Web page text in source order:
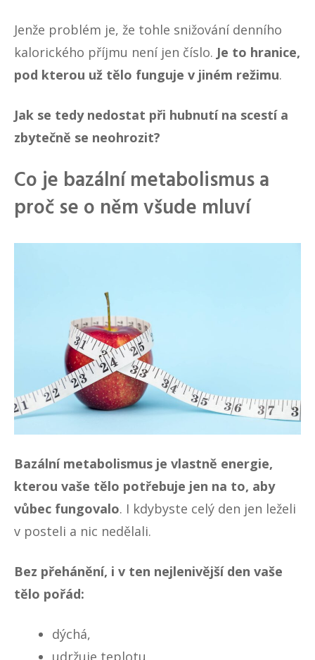
Jenže problém je, že tohle snižování denního
kalorického příjmu není jen číslo. Je to hranice,
pod kterou už tělo funguje v jiném režimu.
Jak se tedy nedostat při hubnutí na scestí a
zbytečně se neohrozit?
Co je bazální metabolismus a
proč se o něm všude mluví
Bazální metabolismus je vlastně energie,
kterou vaše tělo potřebuje jen na to, aby
vůbec fungovalo. I kdybyste celý den jen leželi
v posteli a nic nedělali.
Bez přehánění, i v ten nejlenivější den vaše
tělo pořád:
dýchá,
udržuje teplotu,